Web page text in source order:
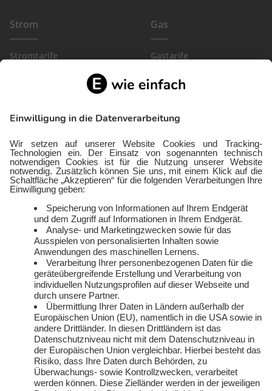
Strom
Stromtarife
Wärmestrom
Gewerbestrom
FlexTarif Strom
Gas
Gastarife
Gewerbegas
Service
Freund:innen werben
Kündigen
Widerruf
Vertriebspartner:in
werden
Zählerlotto
Balkonkraftwerke mit
Über uns
Auszeichnungen
Presse und Downloads
Jobs
Kontakt
E-Sports
E WIE EINFACH